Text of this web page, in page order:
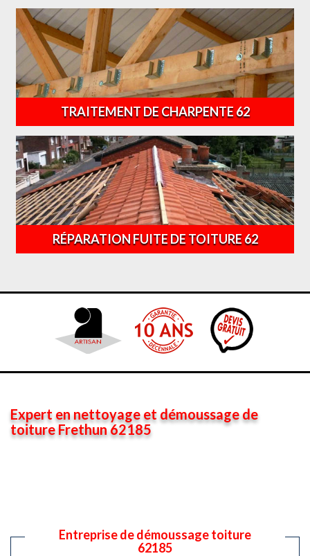
TRAITEMENT DE CHARPENTE 62
RÉPARATION FUITE DE TOITURE 62
Expert en nettoyage et démoussage de
toiture Frethun 62185
Entreprise de démoussage toiture
62185